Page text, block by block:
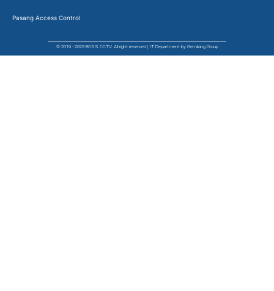
Pasang Access Control
© 2019 - 2023 BOSS CCTV. All right reserved | IT Department by Gemilang Group